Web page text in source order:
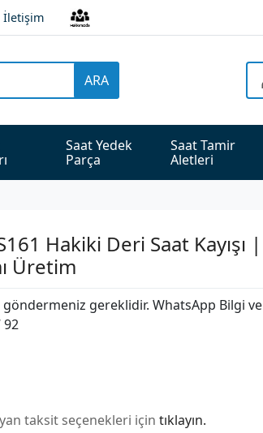
İletişim
ARA
Saat Yedek
Parça
Saat Tamir
Aletleri
Hakiki Deri Saat Kayışı |
Üretim
gereklidir. WhatsApp Bilgi ve
92
taksit seçenekleri için tıklayın.